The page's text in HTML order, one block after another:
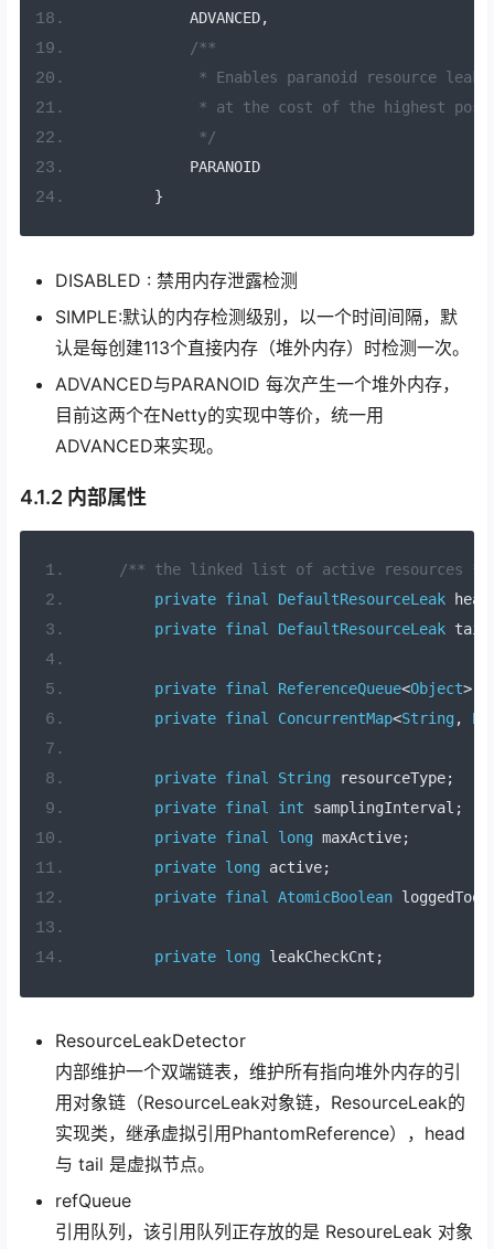
            ADVANCED
,
/**
* Enables paranoid resource leak
* at the cost of the highest
             */
            PARANOID
}
DISABLED : 禁用内存泄露检测
SIMPLE:默认的内存检测级别，以一个时间间隔，默
认是每创建113个直接内存（堆外内存）时检测一次。
ADVANCED与PARANOID 每次产生一个堆外内存，
目前这两个在Netty的实现中等价，统一用
ADVANCED来实现。
4.1.2 内部属性
/** the linked list of active resources */
private final DefaultResourceLeak
private final DefaultResourceLeak
private final ReferenceQueue<Object>
private final ConcurrentMap<String ,
private final String resourceType;
private final int samplingInterval ;
private final long maxActive;
private long active;
private final AtomicBoolean
private long leakCheckCnt ;
ResourceLeakDetector
内部维护一个双端链表，维护所有指向堆外内存的引
用对象链（ResourceLeak对象链，ResourceLeak的
实现类，继承虚拟引用PhantomReference），head
与 tail 是虚拟节点。
refQueue
引用队列，该引用队列正存放的是 ResoureLeak 对象